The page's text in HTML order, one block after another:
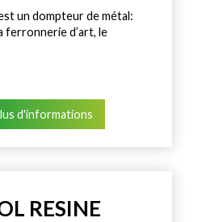
un dompteur de métal:
ferronnerie d’art, le
d'informations
RESINE